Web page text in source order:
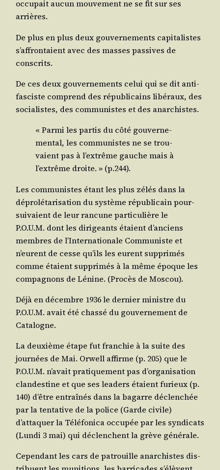
occu­pait aucun mou­ve­ment ne se fit sur ses
arrières.
De plus en plus deux gou­ver­ne­ments capi­ta­listes
s’affrontaient avec des masses pas­sives de
conscrits.
De ces deux gou­ver­ne­ments celui qui se dit anti­
fas­ciste com­prend des répu­bli­cains libé­raux, des
socia­listes, des com­mu­nistes et des anarchistes.
« Par­mi les par­tis du côté gou­ver­ne­
men­tal, les com­mu­nistes ne se trou­
vaient pas à l’extrême gauche mais à
l’extrême droite. » (p.244).
Les com­mu­nistes étant les plus zélés dans la
dépro­lé­ta­ri­sa­tion du sys­tème répu­bli­cain pour­
sui­vaient de leur ran­cune par­ti­cu­lière le
P.O.U.M. dont les diri­geants étaient d’anciens
membres de l’Internationale Com­mu­niste et
n’eurent de cesse qu’ils les eurent sup­pri­més
comme étaient sup­pri­més à la même époque les
com­pa­gnons de Lénine. (Pro­cès de Moscou).
Déjà en décembre 1936 le der­nier ministre du
P.O.U.M. avait été chas­sé du gou­ver­ne­ment de
Catalogne.
La deuxième étape fut fran­chie à la suite des
jour­nées de Mai. Orwell affirme (p. 205) que le
P.O.U.M. n’avait pra­ti­que­ment pas d’organisation
clan­des­tine et que ses lea­ders étaient furieux (p.
140) d’être entraî­nés dans la bagarre déclen­chée
par la ten­ta­tive de la police (Garde civile)
d’attaquer la Télé­fo­ni­ca occu­pée par les syn­di­cats
(Lun­di 3 mai) qui déclenchent la grève générale.
Cepen­dant les cars de patrouille anar­chistes dis­